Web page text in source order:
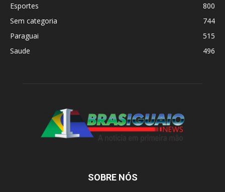
Esportes
800
Sem categoria
744
Paraguai
515
Saude
496
SOBRE NÓS